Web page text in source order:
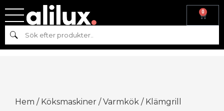
0
Sök
Hem / Köksmaskiner /Varmkök / Klämgrill